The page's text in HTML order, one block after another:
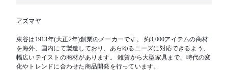
アズマヤ
東谷は1913年(大正2年)創業のメーカーです。 約3,000アイテムの商材
を海外、国内にて製造しており、あらゆるニーズに対応できるよう、
幅広いテイストの商材があります。 雑貨から大型家具まで、時代の変
化やトレンドに合わせた商品開発を行っています。